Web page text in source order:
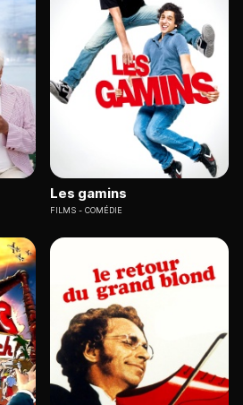
Les gamins
FILMS COMÉDIE